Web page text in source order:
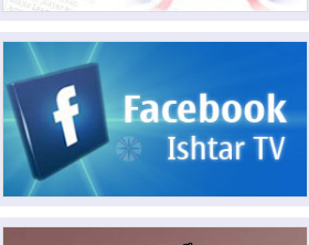
الرئاسية ويحذر من "حرب أهلية" في
2026-08-03رئيس إقليم كوردستان في
دمشق في زيارة رسمية
2026-08-03العراق يؤكد مجدداً التزامه
بمنع الهجمات على الدول المجاورة